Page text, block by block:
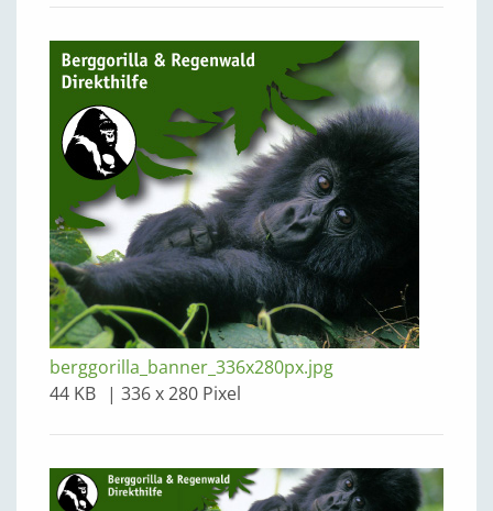
berggorilla_banner_336x280px.jpg
44 KB
336 x 280 Pixel